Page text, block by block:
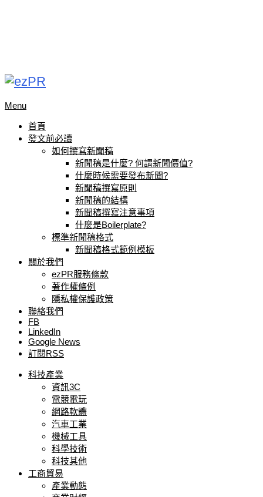
Menu
首頁
發文前必讀
如何撰寫新聞稿
新聞稿是什麼? 何謂新聞價值?
什麼時候需要發布新聞?
新聞稿撰寫原則
新聞稿的結構
新聞稿撰寫注意事項
什麼是Boilerplate?
標準新聞稿格式
新聞稿格式範例模板
關於我們
ezPR服務條款
著作權條例
隱私權保護政策
聯絡我們
FB
LinkedIn
Google News
訂閱RSS
科技產業
資訊3C
電競電玩
網路軟體
汽車工業
機械工具
科學技術
科技其他
工商貿易
產業動態